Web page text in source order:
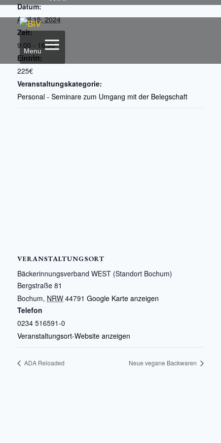
Menu
Datum:
April 15, 2024
Zeit:
9:00 - 16:00
Eintritt:
225€
Veranstaltungskategorie:
Personal - Seminare zum Umgang mit der Belegschaft
VERANSTALTUNGSORT
Bäckerinnungsverband WEST (Standort Bochum)
Bergstraße 81
Bochum, NRW 44791 Google Karte anzeigen
Telefon
0234 516591-0
Veranstaltungsort-Website anzeigen
ADA Reloaded Neue vegane Backwaren